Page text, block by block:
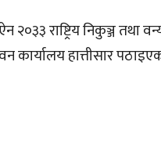
राष्ट्रिय निकुञ्ज तथा
कार्यालय हात्तीसार